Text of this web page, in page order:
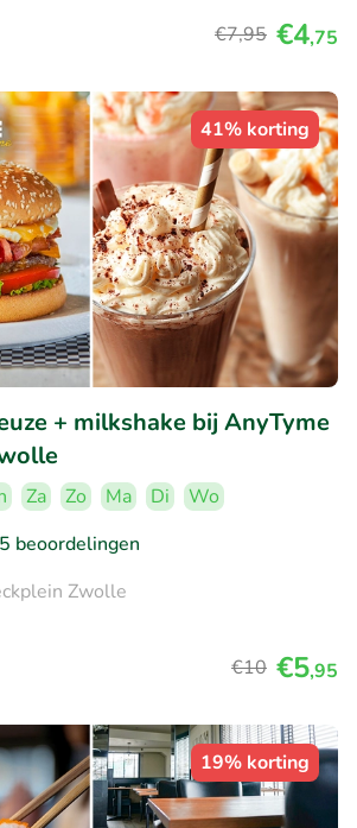
€7,95 €4,75
41% korting
+ milkshake bij AnyTyme
Za Zo Ma Di
Wo
beoordelingen
Zwolle
€10 €5,95
19% korting